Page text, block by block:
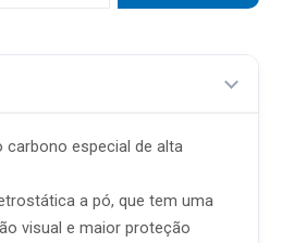
carbono especial de alta
a pó, que tem uma
visual e maior proteção